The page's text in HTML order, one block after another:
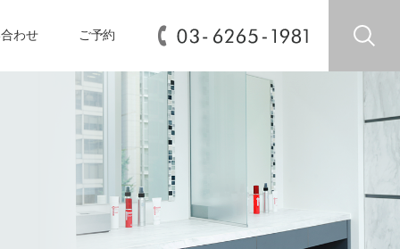
わせ ご予約